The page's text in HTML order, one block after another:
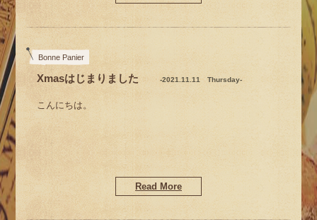
そして、もう11月中旬
早い～っっ
おかげさまで
なんとかXmasになりました
Bonne Panier
Xmasはじまりました -2021.11.11 Thursday-
こんにちは。
Xmasはじまりました
Read More